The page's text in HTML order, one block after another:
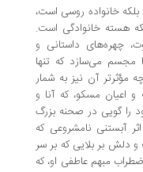
روسی است،
خانوادگی است.
داستانی و
که تنها
آن نیز به شمار
مسکو، که آنا و
در صحنه بزرگ
نامشروعی که
بلایی که بر سر
عاطفی او، که